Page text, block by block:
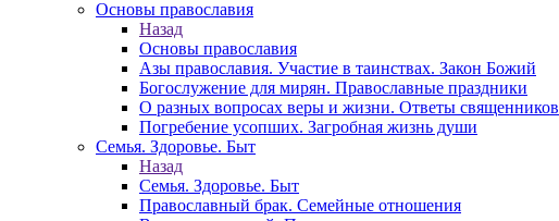
Основы православия
Назад
Основы православия
Азы православия. Участие в таинствах. Закон Божий
Богослужение для мирян. Православные праздники
О разных вопросах веры и жизни. Ответы священников
Погребение усопших. Загробная жизнь души
Семья. Здоровье. Быт
Назад
Семья. Здоровье. Быт
Православный брак. Семейные отношения